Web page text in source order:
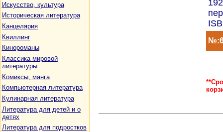
Искусство, культура
Историческая литература
Канцелярия
Квиллинг
Кинороманы
Классика мировой
литературы
Комиксы, манга
Компьютерная литература
Кулинарная литература
Литература для детей и о
детях
Литература для подростков